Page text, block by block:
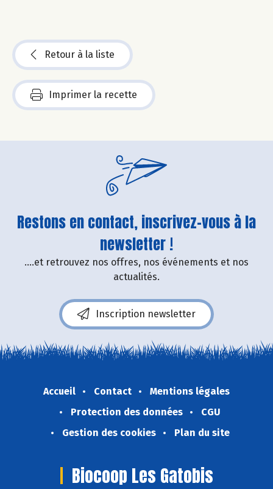
Retour à la liste
Imprimer la recette
Restons en contact, inscrivez-vous à la
newsletter !
....et retrouvez nos offres, nos événements et nos
actualités.
Inscription newsletter
Accueil Contact
Mentions légales
Protection des données
CGU
Gestion des cookies
Plan du site
Biocoop Les Gatobis